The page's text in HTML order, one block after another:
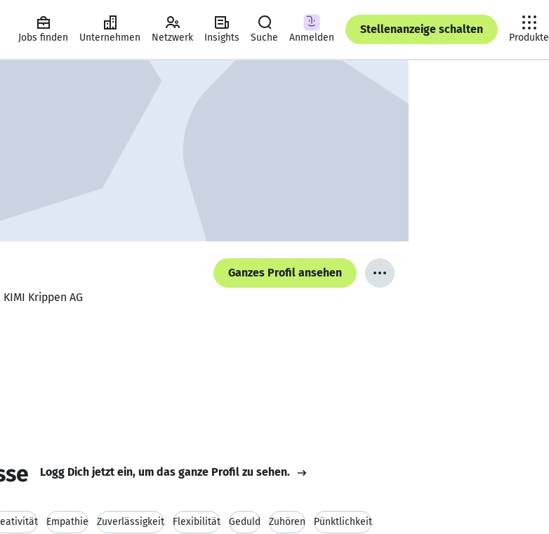
Jobs finden Unternehmen Netzwerk Insights Suche Anmelden
Stellenanzeige schalten
Produkte
Ganzes Profil ansehen
Krippen AG
Logg Dich jetzt ein, um das ganze Profil zu sehen.
Empathie Zuverlässigkeit Flexibilität Geduld Zuhören Pünktlichkeit